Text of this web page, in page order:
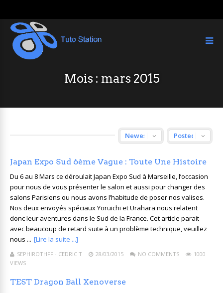
Mois : mars 2015
Japan Expo Sud 6ème Vague : Toute Une Histoire
Du 6 au 8 Mars ce déroulait Japan Expo Sud à Marseille, l’occasion
pour nous de vous présenter le salon et aussi pour changer des
salons Parisiens ou nous avons l’habitude de poser nos valises.
Nos deux envoyés spéciaux Yoruichi et Urahara nous relatent
donc leur aventures dans le Sud de la France. Cet article parait
avec beaucoup de retard suite à un problème technique, veuillez
nous ... [Lire la suite ...]
SEPHIROTHFF - CEDRIC T 28/03/2015 NO COMMENTS
1000
VIEWS
TEST Dragon Ball Xenoverse